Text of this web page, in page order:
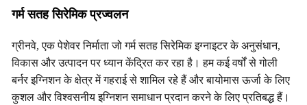
गर्म सतह सिरेमिक प्रज्वलन
ग्रीनवे, एक पेशेवर निर्माता जो गर्म सतह सिरेमिक इग्नाइटर के अनुसंधान,
विकास और उत्पादन पर ध्यान केंद्रित कर रहा है। हम कई वर्षों से गोली
बर्नर इग्निशन के क्षेत्र में गहराई से शामिल रहे हैं और बायोमास ऊर्जा के लिए
कुशल और विश्वसनीय इग्निशन समाधान प्रदान करने के लिए प्रतिबद्ध हैं।